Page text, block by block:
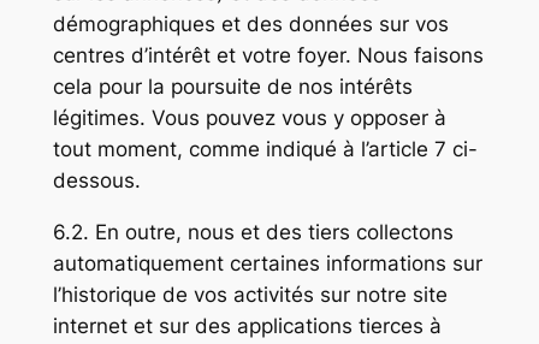
démographiques et des données sur vos
centres d’intérêt et votre foyer. Nous faisons
cela pour la poursuite de nos intérêts
légitimes. Vous pouvez vous y opposer à
tout moment, comme indiqué à l’article 7 ci-
dessous.
6.2. En outre, nous et des tiers collectons
automatiquement certaines informations sur
l’historique de vos activités sur notre site
internet et sur des applications tierces à